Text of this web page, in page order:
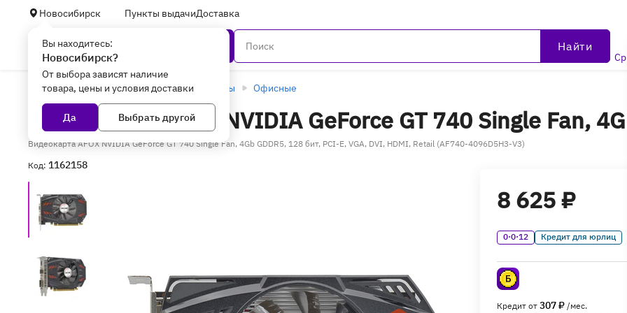
Новосибирск Пункты выдачиДоставка
Вы находитесь:
Новосибирск?
От выбора зависят наличие
товара, цены и условия доставки
Да Выбрать другой
Найти
Главная Комплектующие Видеокарты Офисные
Видеокарта AFOX NVIDIA GeForce GT 740 Single Fan,
Видеокарта AFOX NVIDIA GeForce GT 740 Single Fan, 4Gb GDDR5, 128 бит, PCI-E, VGA, DVI, HDMI, Retail (AF740-4096D5H3-V3)
Код: 1162158
8 625 ₽
0·0·12 Кредит для юрлиц
Кредит от 307 ₽ /мес.